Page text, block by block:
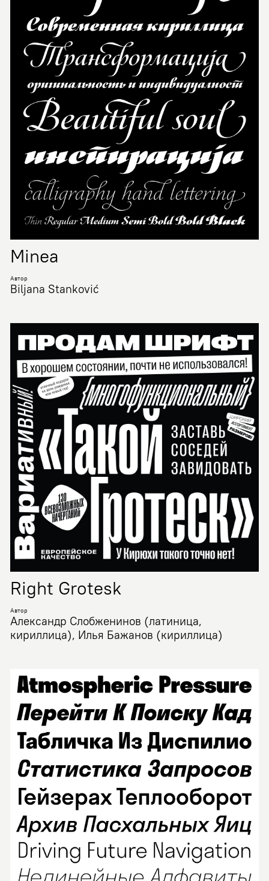
Minea
Автор
Biljana Stanković
Right Grotesk
Автор
Александр Слобженинов (латиница,
кириллица), Илья Бажанов (кириллица)